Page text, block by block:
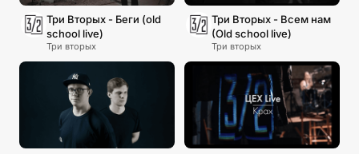
Три Вторых - Беги (old
school live)
Три вторых
Три Вторых - Всем нам
(Old school live)
Три вторых